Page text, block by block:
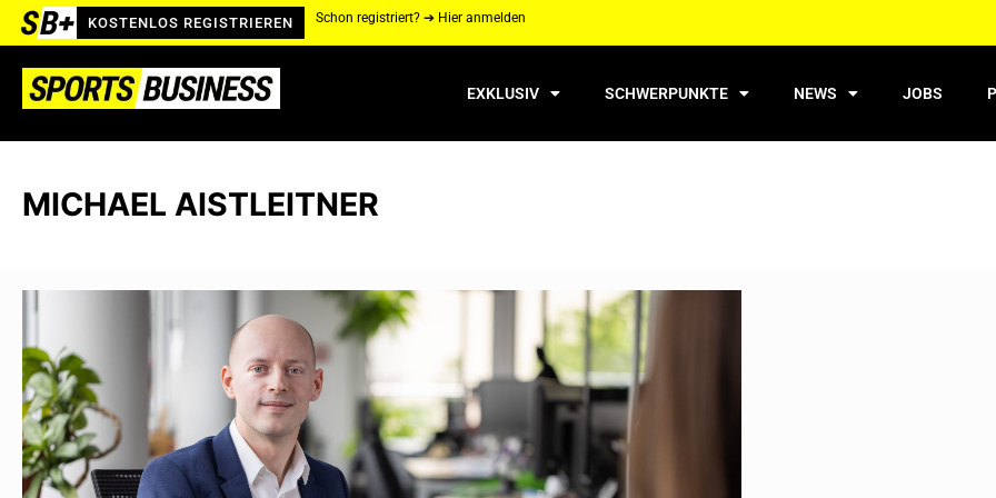
KOSTENLOS REGISTRIEREN Schon registriert? ➔ Hier anmelden
EXKLUSIV SCHWERPUNKTE NEWS JOBS
MICHAEL AISTLEITNER